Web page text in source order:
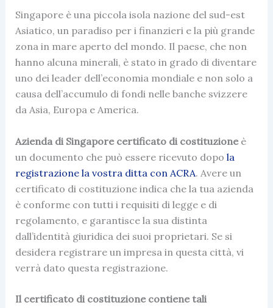
Singapore è una piccola isola nazione del sud-est
Asiatico, un paradiso per i finanzieri e la più grande
zona in mare aperto del mondo. Il paese, che non
hanno alcuna minerali, è stato in grado di diventare
uno dei leader dell’economia mondiale e non solo a
causa dell’accumulo di fondi nelle banche svizzere
da Asia, Europa e America.
Azienda di Singapore certificato di costituzioneè
un documento che può essere ricevuto dopo la
registrazione la vostra ditta con ACRA. Avere un
certificato di costituzione indica che la tua azienda
è conforme con tutti i requisiti di legge e di
regolamento, e garantisce la sua distinta
dall’identità giuridica dei suoi proprietari. Se si
desidera registrare un impresa in questa città, vi
verrà dato questa registrazione.
Il certificato di costituzione contiene tali